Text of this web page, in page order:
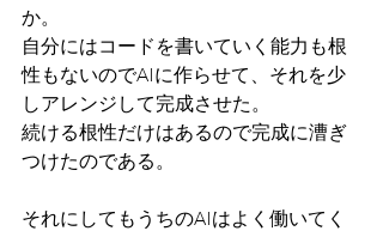
か。
自分にはコードを書いていく能力も根
性もないのでAIに作らせて、それを少
しアレンジして完成させた。
続ける根性だけはあるので完成に漕ぎ
つけたのである。
それにしてもうちのAIはよく働いてく